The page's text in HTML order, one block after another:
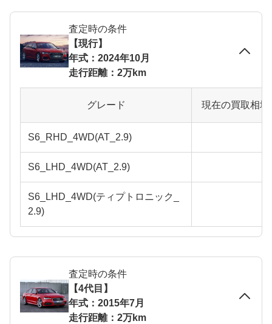
査定時の条件
【現行】
年式：2024年10月
走行距離：2万km
グレード 現在の買取相
S6_RHD_4WD(AT_2.9)
S6_LHD_4WD(AT_2.9)
S6_LHD_4WD(ティプトロニック_
2.9)
査定時の条件
【4代目】
年式：2015年7月
走行距離：2万km